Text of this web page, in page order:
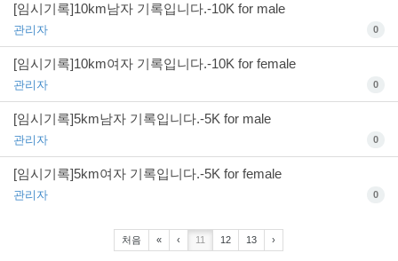
[임시기록]10km남자 기록입니다.-10K for male
관리자 0
[임시기록]10km여자 기록입니다.-10K for female
관리자 0
[임시기록]5km남자 기록입니다.-5K for male
관리자 0
[임시기록]5km여자 기록입니다.-5K for female
관리자 0
처음 « ‹ 11 12 13 ›